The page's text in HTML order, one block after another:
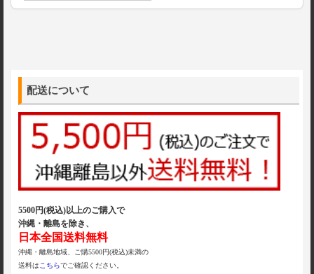
配送について
5500円(税込)以上のご購入で
沖縄・離島を除き、
日本全国送料無料
沖縄・離島地域、ご購5500円(税込)未満の
送料は こちらでご確認ください。